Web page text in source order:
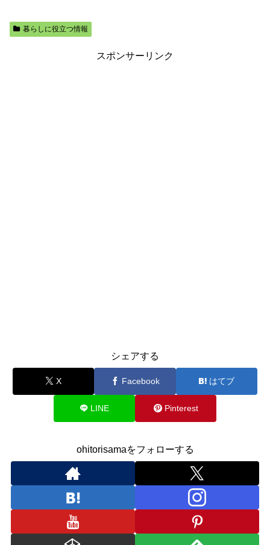
暮らしに役立つ情報
スポンサーリンク
シェアする
X Facebook はてブ
LINE Pinterest
ohitorisamaをフォローする